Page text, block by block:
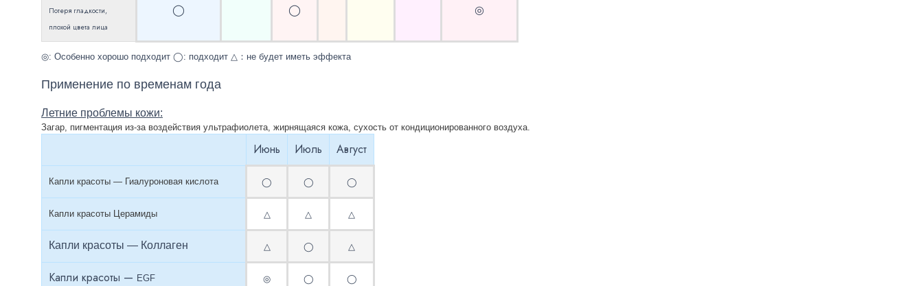
Потеря гладкости,
плохой цвета лица
◯ ◯ ◎
◎: Особенно хорошо подходит ◯: подходит △：не будет иметь эффекта
Применение по временам года
Летние проблемы кожи:
Загар, пигментация из-за воздействия ультрафиолета, жирнящаяся кожа, сухость от кондиционированного воздуха.
Июнь Июль Август
Капли красоты — Гиалуроновая кислота ◯ ◯ ◯
Капли красоты Церамиды △ △ △
Капли красоты — Коллаген △ ◯ △
Капли красоты — EGF ◎ ◯ ◯